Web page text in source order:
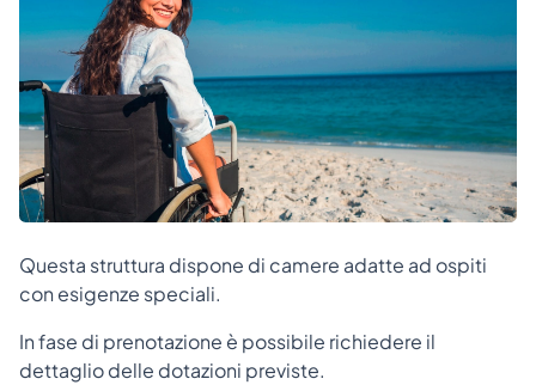
Questa struttura dispone di camere adatte ad ospiti
con esigenze speciali.
In fase di prenotazione è possibile richiedere il
dettaglio delle dotazioni previste.